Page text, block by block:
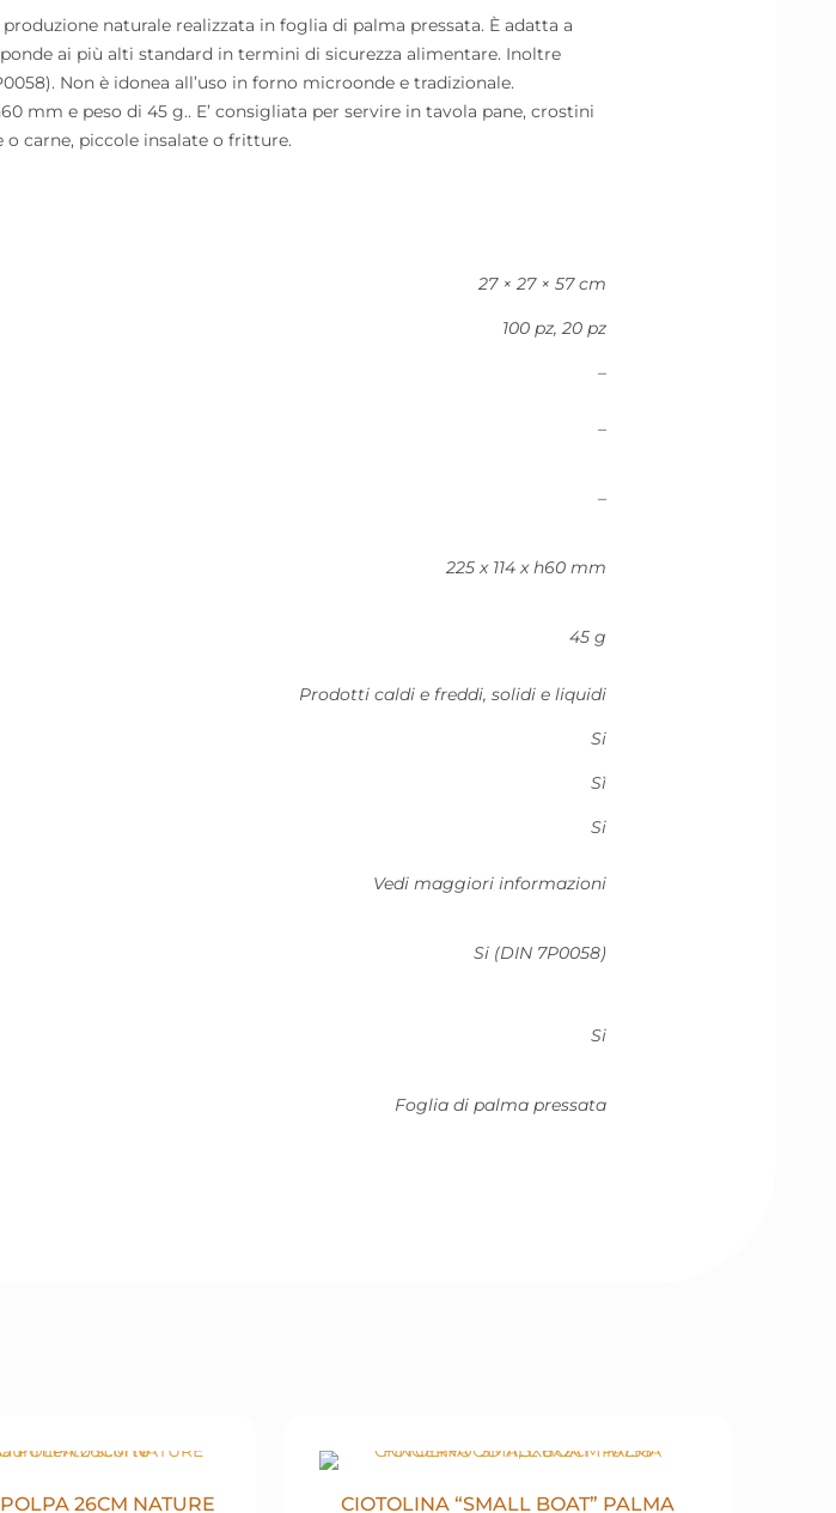
produzione naturale realizzata in foglia di palma pressata. È adatta a
ai più alti standard in termini di sicurezza alimentare. Inoltre
Non è idonea all’uso in forno microonde e tradizionale.
mm e peso di 45 g.. E’ consigliata per servire in tavola pane, crostini
carne, piccole insalate o fritture.
27 × 27 × 57 cm
100 pz, 20 pz
–
–
–
225 x 114 x h60 mm
45 g
Prodotti caldi e freddi, solidi e liquidi
Si
Sì
Si
Vedi maggiori informazioni
Si (DIN 7P0058)
Si
Foglia di palma pressata
26CM NATURE
CIOTOLINA “SMALL BOAT” PALMA